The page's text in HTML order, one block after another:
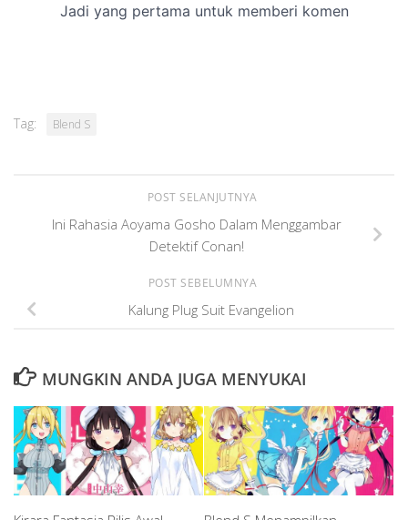
Tag: Blend S
POST SELANJUTNYA
Ini Rahasia Aoyama Gosho Dalam Menggambar
Detektif Conan!
POST SEBELUMNYA
Kalung Plug Suit Evangelion
MUNGKIN ANDA JUGA MENYUKAI